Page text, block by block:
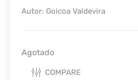
Autor: Goicoa Valdevira
Agotado
COMPARE